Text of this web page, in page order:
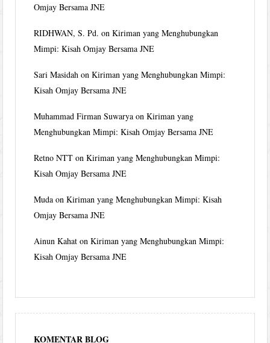
Omjay Bersama JNE
RIDHWAN, S. Pd. onKiriman yang Menghubungkan
Mimpi: Kisah Omjay Bersama JNE
Sari Masidah onKiriman yang Menghubungkan Mimpi:
Kisah Omjay Bersama JNE
Muhammad Firman Suwarya onKiriman yang
Menghubungkan Mimpi: Kisah Omjay Bersama JNE
Retno NTT onKiriman yang Menghubungkan Mimpi:
Kisah Omjay Bersama JNE
Muda onKiriman yang Menghubungkan Mimpi: Kisah
Omjay Bersama JNE
Ainun Kahat onKiriman yang Menghubungkan Mimpi:
Kisah Omjay Bersama JNE
KOMENTAR BLOG